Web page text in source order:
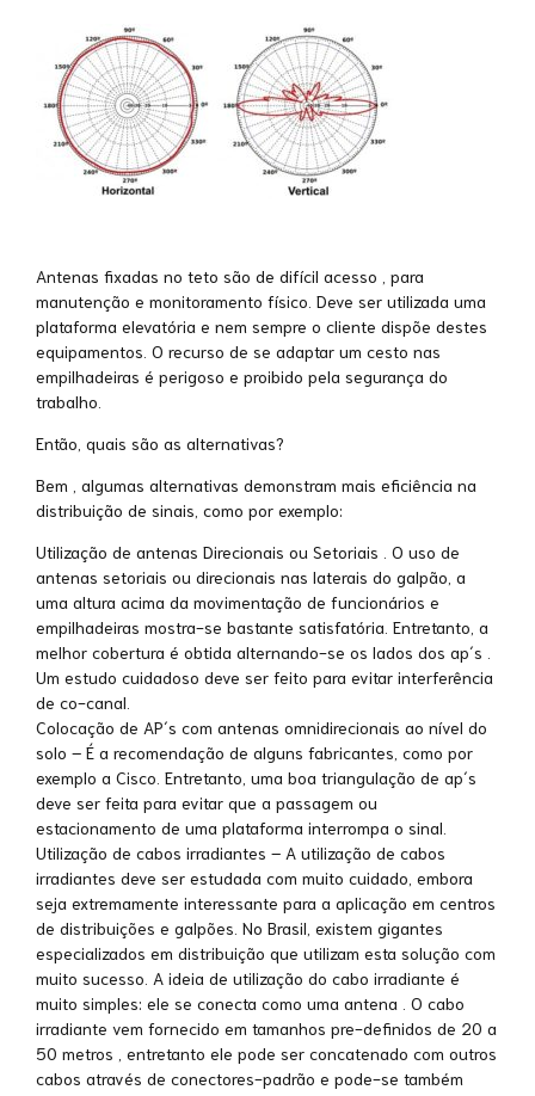
Antenas fixadas no teto são de difícil acesso , para
manutenção e monitoramento físico. Deve ser utilizada uma
plataforma elevatória e nem sempre o cliente dispõe destes
equipamentos. O recurso de se adaptar um cesto nas
empilhadeiras é perigoso e proibido pela segurança do
trabalho.
Então, quais são as alternativas?
Bem , algumas alternativas demonstram mais eficiência na
distribuição de sinais, como por exemplo:
Utilização de antenas Direcionais ou Setoriais . O uso de
antenas setoriais ou direcionais nas laterais do galpão, a
uma altura acima da movimentação de funcionários e
empilhadeiras mostra-se bastante satisfatória. Entretanto, a
melhor cobertura é obtida alternando-se os lados dos ap´s .
Um estudo cuidadoso deve ser feito para evitar interferência
de co-canal.
Colocação de AP´s com antenas omnidirecionais ao nível do
solo – É a recomendação de alguns fabricantes, como por
exemplo a Cisco. Entretanto, uma boa triangulação de ap´s
deve ser feita para evitar que a passagem ou
estacionamento de uma plataforma interrompa o sinal.
Utilização de cabos irradiantes – A utilização de cabos
irradiantes deve ser estudada com muito cuidado, embora
seja extremamente interessante para a aplicação em centros
de distribuições e galpões. No Brasil, existem gigantes
especializados em distribuição que utilizam esta solução com
muito sucesso. A ideia de utilização do cabo irradiante é
muito simples: ele se conecta como uma antena . O cabo
irradiante vem fornecido em tamanhos pre-definidos de 20 a
50 metros , entretanto ele pode ser concatenado com outros
cabos através de conectores-padrão e pode-se também